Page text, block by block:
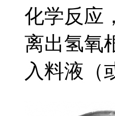
化学反应
离出氢氧
入料液（